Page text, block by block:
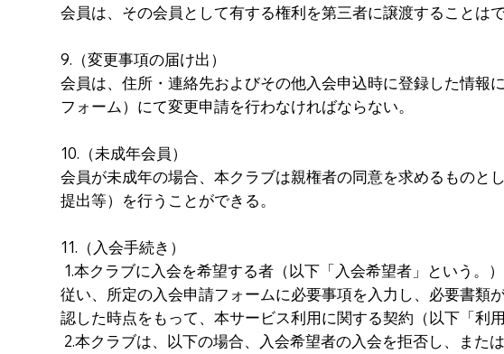
会員は、その会員として有する権利を第三者に譲渡することはで
9.（変更事項の届け出）
会員は、住所・連絡先およびその他入会申込時に登録した情
フォーム）にて変更申請を行わなければならない。
10.（未成年会員）
会員が未成年の場合、本クラブは親権者の同意を求めるものと
提出等）を行うことができる。
11.（入会手続き）
1.本クラブに入会を希望する者（以下「入会希望者」という
従い、所定の入会申請フォームに必要事項を入力し、必要書
認した時点をもって、本サービス利用に関する契約（以下「利
2.本クラブは、以下の場合、入会希望者の入会を拒否し、また